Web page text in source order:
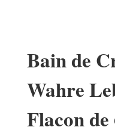
Bain de
Wahre
Flacon